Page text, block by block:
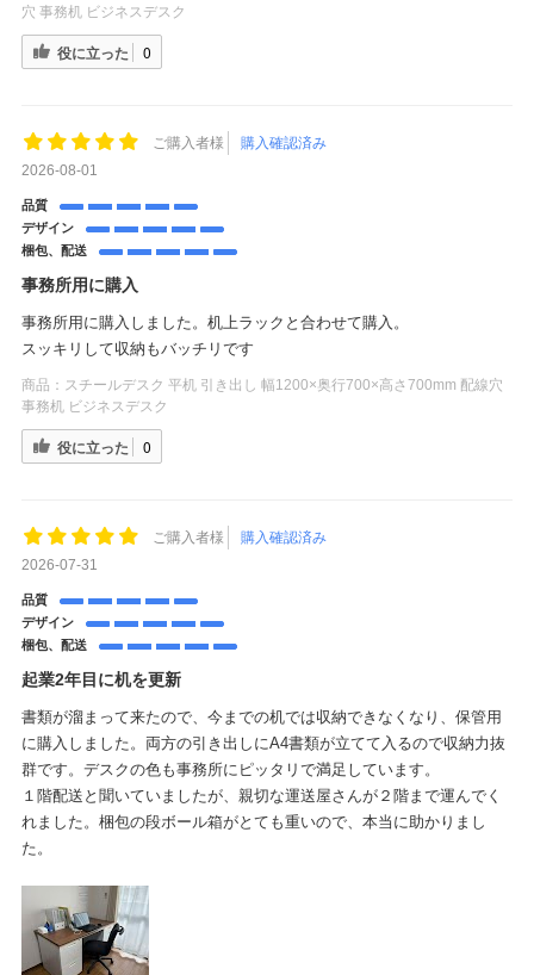
穴 事務机 ビジネスデスク
役に立った 0
ご購入者様
購入確認済み
2026-08-01
品質
デザイン
梱包、配送
事務所用に購入
事務所用に購入しました。机上ラックと合わせて購入。
スッキリして収納もバッチリです
商品： スチールデスク 平机 引き出し 幅1200×奥行700×高さ700mm 配線穴
事務机 ビジネスデスク
役に立った 0
ご購入者様
購入確認済み
2026-07-31
品質
デザイン
梱包、配送
起業2年目に机を更新
書類が溜まって来たので、今までの机では収納できなくなり、保管用
に購入しました。両方の引き出しにA4書類が立てて入るので収納力抜
群です。デスクの色も事務所にピッタリで満足しています。
１階配送と聞いていましたが、親切な運送屋さんが２階まで運んでく
れました。梱包の段ボール箱がとても重いので、本当に助かりまし
た。